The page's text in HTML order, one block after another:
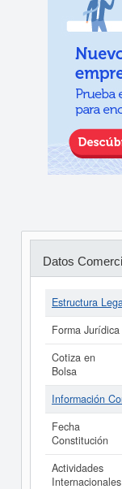
Datos
Estructura
Forma Jurídica
Cotiza en
Bolsa
Información
Fecha
Constitución
Actividades
Internacionales